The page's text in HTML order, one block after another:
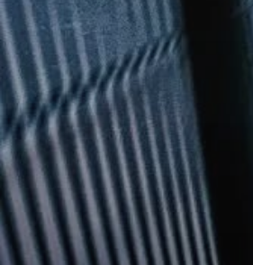
Ekonomi
Genel
Kültür-Sanat
Magazin
Politika
Sağlık